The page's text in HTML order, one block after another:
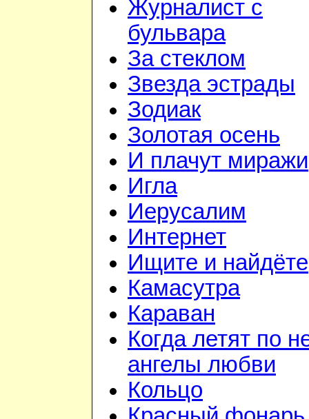
Журналист с
бульвара
За стеклом
Звезда эстрады
Зодиак
Золотая осень
И плачут миражи
Игла
Иерусалим
Интернет
Ищите и найдёте
Камасутра
Караван
Когда летят по
ангелы любви
Кольцо